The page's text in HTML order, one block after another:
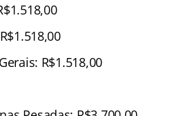
R$1.518,00